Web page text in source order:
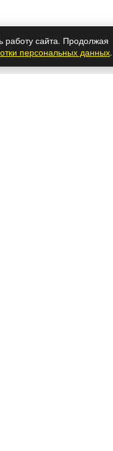
работу сайта. Продолжая
персональных данных.